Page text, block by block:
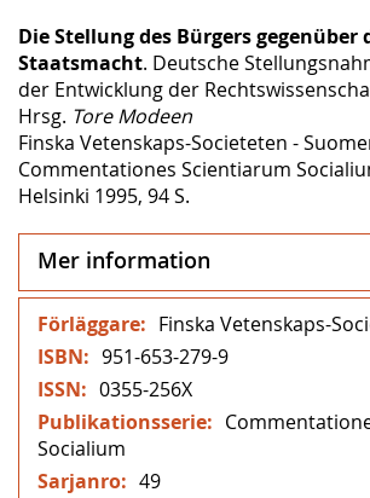
Die Stellung des Bürgers gegenüber
Staatsmacht. Deutsche
der Entwicklung der
Hrsg. Tore Modeen
Finska Vetenskaps-Societeten -
Commentationes Scientiarum
Helsinki 1995, 94 S.
Mer information
Mer
information
Finska Vetenskaps-
951-653-279-9
0355-256X
Socialium
49